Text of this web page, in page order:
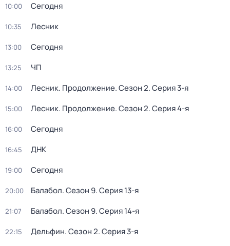
10:00 Сегодня
10:35 Лесник
13:00 Сегодня
13:25 ЧП
14:00 Лесник. Продолжение. Сезон 2. Серия 3-я
15:00 Лесник. Продолжение. Сезон 2. Серия 4-я
16:00 Сегодня
16:45 ДНК
19:00 Сегодня
20:00 Балабол. Сезон 9. Серия 13-я
21:07 Балабол. Сезон 9. Серия 14-я
22:15 Дельфин. Сезон 2. Серия 3-я